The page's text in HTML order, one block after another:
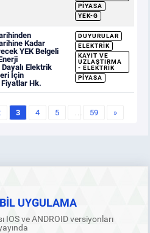
PIYASA
YEK-G
Kadar
YEK Belgeli
Elektrik
İçin
Hk.
DUYURULAR
ELEKTRIK
KAYIT VE
UZLAŞTIRMA
- ELEKTRIK
PIYASA
3 4 5 … 59 »
UYGULAMA
IOS ve ANDROID versiyonları